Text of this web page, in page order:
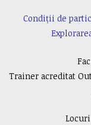
Condiții de
Trainer acreditat